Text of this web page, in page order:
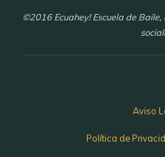
©2016 Ecuahey! Escuela de
Aviso
Política de